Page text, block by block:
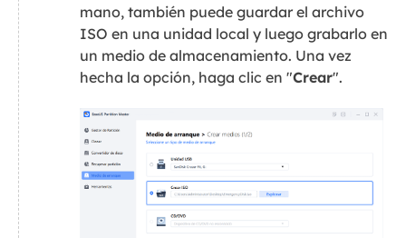
mano, también puede guardar el archivo
ISO en una unidad local y luego grabarlo en
un medio de almacenamiento. Una vez
hecha la opción, haga clic en "Crear".